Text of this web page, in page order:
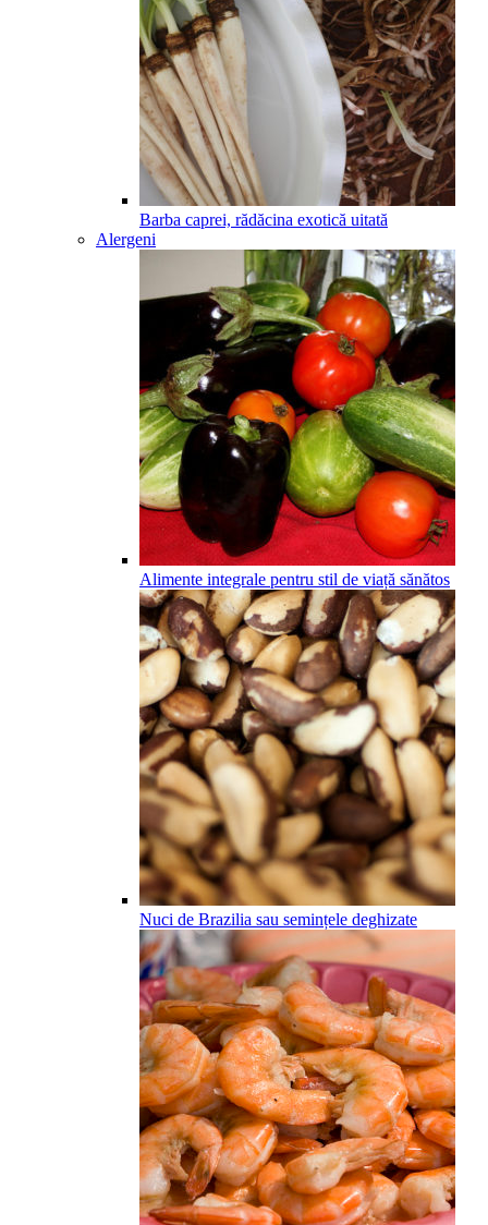
Barba caprei, rădăcina exotică uitată
Alergeni
Alimente integrale pentru stil de viață sănătos
Nuci de Brazilia sau semințele deghizate